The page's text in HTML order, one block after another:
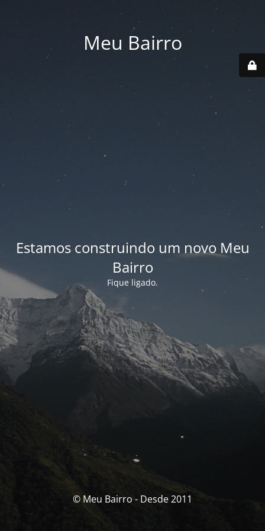
Meu Bairro
Estamos construindo um novo Meu
Bairro
Fique ligado.
© Meu Bairro - Desde 2011